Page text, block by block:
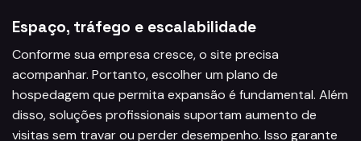
Espaço, tráfego e escalabilidade
Conforme sua empresa cresce, o site precisa
acompanhar. Portanto, escolher um plano de
hospedagem que permita expansão é fundamental. Além
disso, soluções profissionais suportam aumento de
visitas sem travar ou perder desempenho. Isso garante